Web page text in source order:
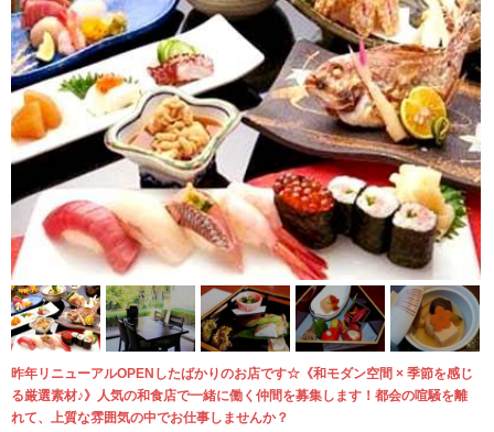
昨年リニューアルOPENしたばかりのお店です☆《和モダン空間 × 季節を感じ
る厳選素材♪》人気の和食店で一緒に働く仲間を募集します！都会の喧騒を離
れて、上質な雰囲気の中でお仕事しませんか？